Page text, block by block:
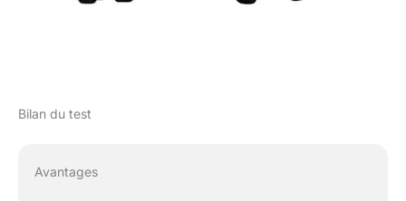
Bilan du test
Avantages